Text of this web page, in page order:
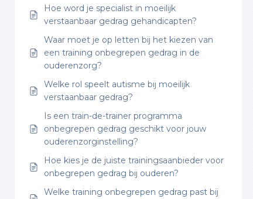
Hoe word je specialist in moeilijk
verstaanbaar gedrag gehandicapten?
Waar moet je op letten bij het kiezen van
een training onbegrepen gedrag in de
ouderenzorg?
Welke rol speelt autisme bij moeilijk
verstaanbaar gedrag?
Is een train-de-trainer programma
onbegrepen gedrag geschikt voor jouw
ouderenzorginstelling?
Hoe kies je de juiste trainingsaanbieder voor
onbegrepen gedrag bij ouderen?
Welke training onbegrepen gedrag past bij